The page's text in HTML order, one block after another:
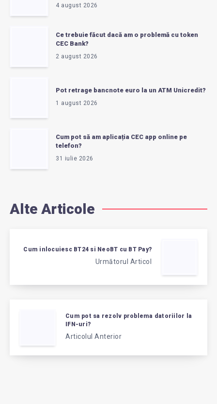
4 august 2026
Ce trebuie făcut dacă am o problemă cu token
CEC Bank?
2 august 2026
Pot retrage bancnote euro la un ATM Unicredit?
1 august 2026
Cum pot să am aplicația CEC app online pe
telefon?
31 iulie 2026
Alte Articole
Cum inlocuiesc BT24 si NeoBT cu BT Pay?
Următorul Articol
Cum pot sa rezolv problema datoriilor la
IFN-uri?
Articolul Anterior